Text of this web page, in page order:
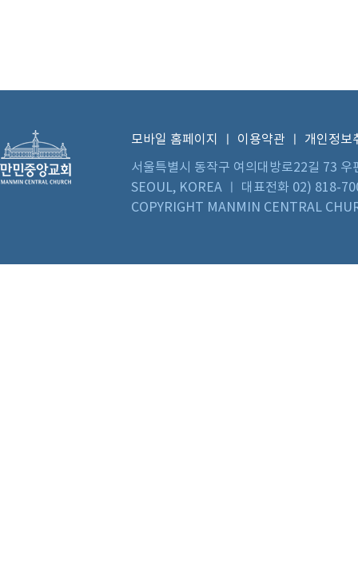
모바일 홈페이지 이용약관
개인정보
서울특별시 동작구 여의대방로22길 73
SEOUL, KOREA ㅣ 대표전화 02) 818-
COPYRIGHT MANMIN CENTRAL